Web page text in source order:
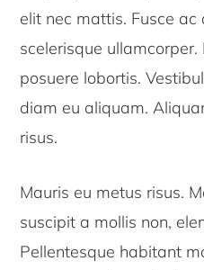
elit nec mattis. Fusce ac
scelerisque
posuere lobortis.
diam eu aliquam.
risus.
Mauris eu metus risus.
suscipit a mollis non,
Pellentesque habitant